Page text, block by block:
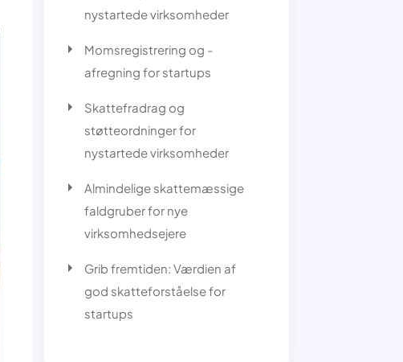
nystartede virksomheder
Momsregistrering og -
afregning for startups
Skattefradrag og
støtteordninger for
nystartede virksomheder
Almindelige skattemæssige
faldgruber for nye
virksomhedsejere
Grib fremtiden: Værdien af
god skatteforståelse for
startups